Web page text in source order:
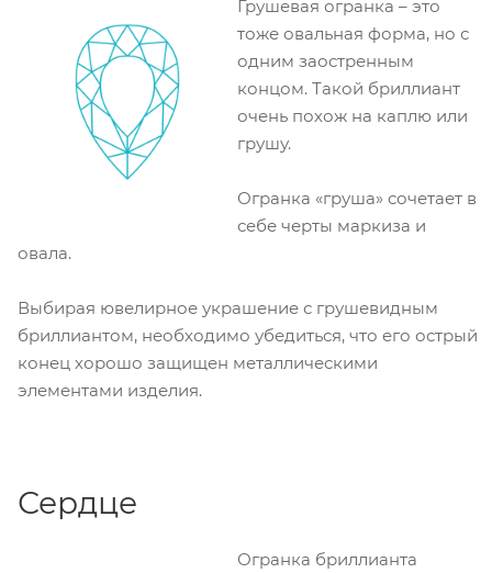
Грушевая огранка – это
тоже овальная форма, но с
одним заостренным
концом. Такой бриллиант
очень похож на каплю или
грушу.
Огранка «груша» сочетает в
себе черты маркиза и
овала.
Выбирая ювелирное украшение с грушевидным
бриллиантом, необходимо убедиться, что его острый
конец хорошо защищен металлическими
элементами изделия.
Сердце
Огранка бриллианта